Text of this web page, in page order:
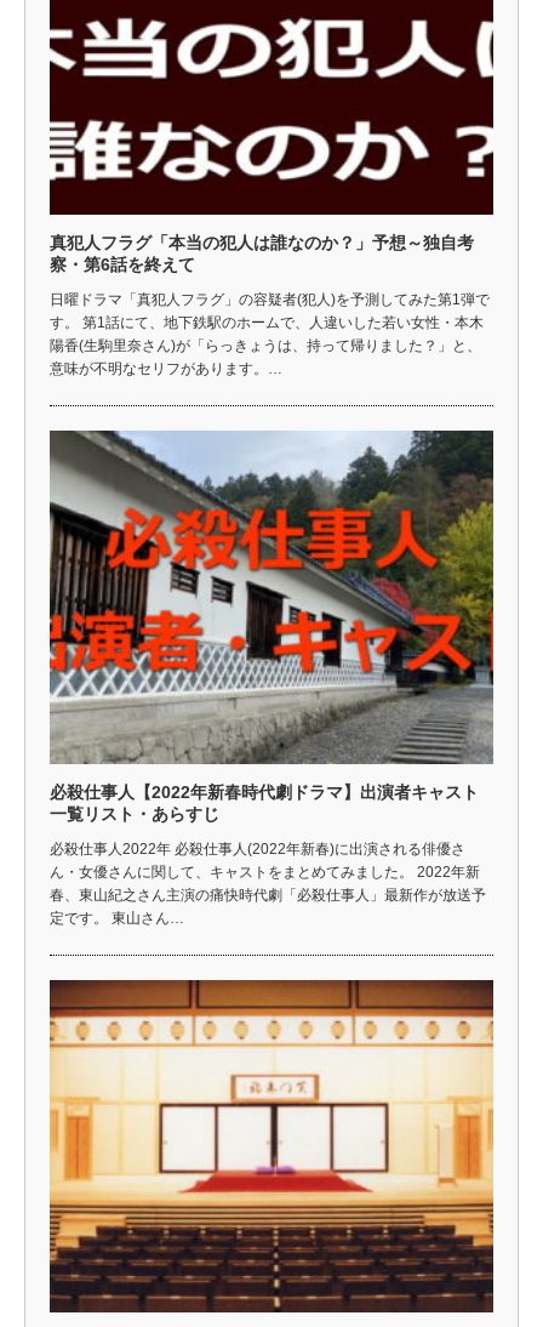
真犯人フラグ「本当の犯人は誰なのか？」予想～独自考
察・第6話を終えて
日曜ドラマ「真犯人フラグ」の容疑者(犯人)を予測してみた第1弾で
す。 第1話にて、地下鉄駅のホームで、人違いした若い女性・本木
陽香(生駒里奈さん)が「らっきょうは、持って帰りました？」と、
意味が不明なセリフがあります。…
必殺仕事人【2022年新春時代劇ドラマ】出演者キャスト
一覧リスト・あらすじ
必殺仕事人2022年 必殺仕事人(2022年新春)に出演される俳優さ
ん・女優さんに関して、キャストをまとめてみました。 2022年新
春、東山紀之さん主演の痛快時代劇「必殺仕事人」最新作が放送予
定です。 東山さん…